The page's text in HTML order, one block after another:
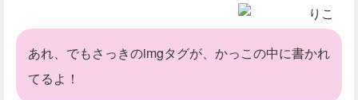
りこ
あれ、でもさっきのimgタグが、かっこの中に書かれ
てるよ！